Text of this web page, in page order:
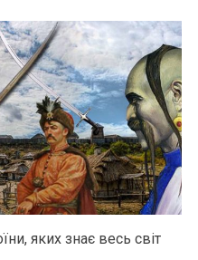
яких знає весь світ